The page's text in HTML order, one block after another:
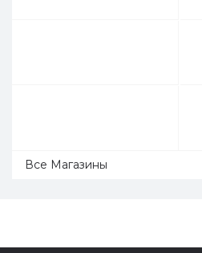
Все Магазины